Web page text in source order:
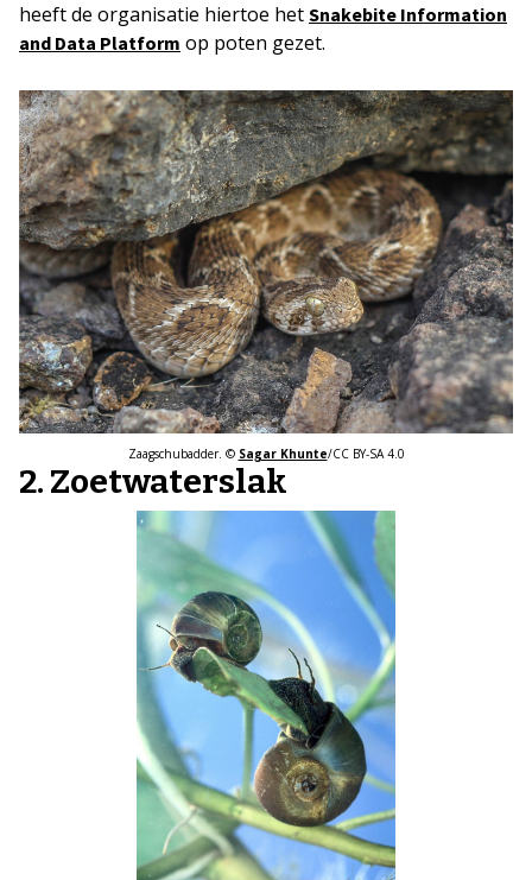
heeft de organisatie hiertoe het Snakebite Information
and Data Platform op poten gezet.
Zaagschubadder. © Sagar Khunte/CC BY-SA 4.0
2. Zoetwaterslak